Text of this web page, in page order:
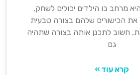
מרחב בו הילדים יכולים לשחק,
הכישורים שלהם בצורה טבעית
חשוב לתכנן אותה בצורה שתהיה
גם
קרא עוד »